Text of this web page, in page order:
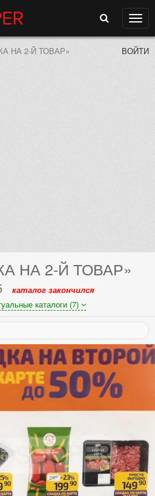
Поиск
НА 2-Й ТОВАР» ВОЙТИ
НА 2-Й ТОВАР»
каталог закончился
каталоги (7)